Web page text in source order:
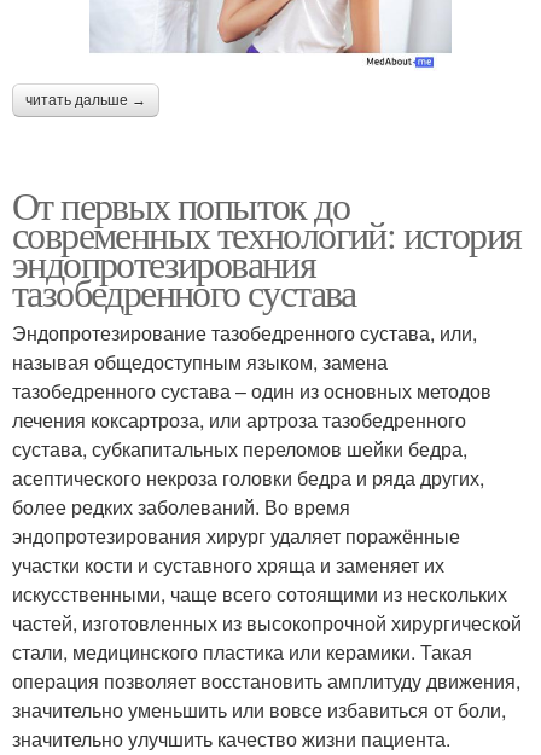
читать дальше →
От первых попыток до
современных технологий: история
эндопротезирования
тазобедренного сустава
Эндопротезирование тазобедренного сустава, или,
называя общедоступным языком, замена
тазобедренного сустава – один из основных методов
лечения коксартроза, или артроза тазобедренного
сустава, субкапитальных переломов шейки бедра,
асептического некроза головки бедра и ряда других,
более редких заболеваний. Во время
эндопротезирования хирург удаляет поражённые
участки кости и суставного хряща и заменяет их
искусственными, чаще всего сотоящими из нескольких
частей, изготовленных из высокопрочной хирургической
стали, медицинского пластика или керамики. Такая
операция позволяет восстановить амплитуду движения,
значительно уменьшить или вовсе избавиться от боли,
значительно улучшить качество жизни пациента.